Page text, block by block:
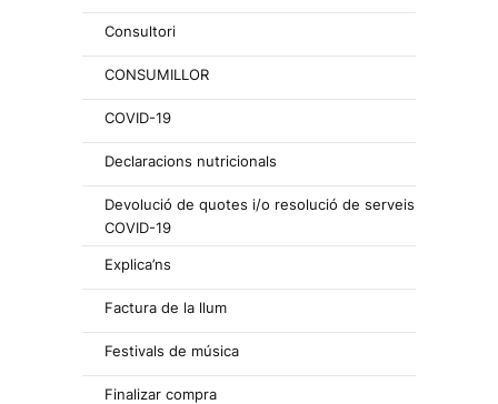
Consultori
CONSUMILLOR
COVID-19
Declaracions nutricionals
Devolució de quotes i/o resolució de serveis
COVID-19
Explica’ns
Factura de la llum
Festivals de música
Finalizar compra